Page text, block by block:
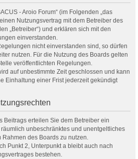
- Aroio Forum“ (im Folgenden „das
Nutzungsvertrag mit dem Betreiber des
„Betreiber“) und erklären sich mit den
einverstanden.
nicht einverstanden sind, so dürfen
nutzen. Für die Nutzung des Boards gelten
veröffentlichten Regelungen.
auf unbestimmte Zeit geschlossen und kann
Einhaltung einer Frist jederzeit gekündigt
Beitrags erteilen Sie dem Betreiber ein
unbeschränktes und unentgeltliches
Rahmen des Boards zu nutzen.
Punkt 2, Unterpunkt a bleibt auch nach
bestehen.